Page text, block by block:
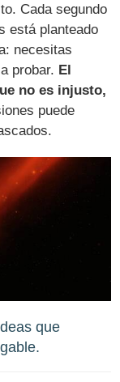
Cada segundo
está planteado
necesitas
probar. El
no es injusto,
puede
que